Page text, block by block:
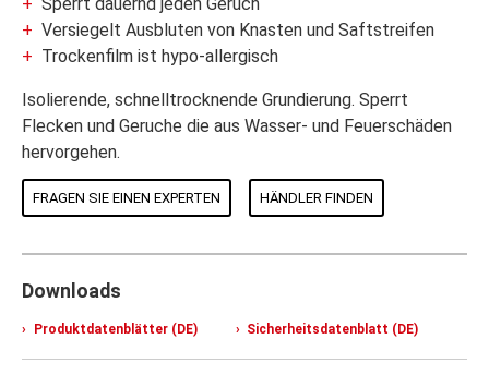
Versiegelt Ausbluten von Knasten und Saftstreifen
Trockenfilm ist hypo-allergisch
Isolierende, schnelltrocknende Grundierung. Sperrt
Flecken und Geruche die aus Wasser- und Feuerschäden
hervorgehen.
FRAGEN SIE EINEN EXPERTEN HÄNDLER FINDEN
Downloads
Produktdatenblätter (DE) Sicherheitsdatenblatt (DE)